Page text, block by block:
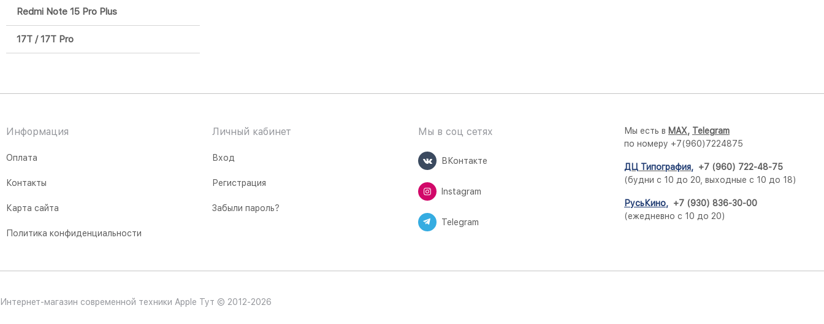
Redmi Note 15 Pro Plus
17T / 17T Pro
Информация
Оплата
Контакты
Карта сайта
Политика конфиденциальности
Личный кабинет
Вход
Регистрация
Забыли пароль?
Мы в соц сетях
ВКонтакте
Instagram
Telegram
Мы есть в MAX, Telegram
по номеру +7(960)7224875
ДЦ Типография, +7 (960) 722-48-75
(будни с 10 до 20, выходные с 10 до 18)
РусьКино, +7 (930) 836-30-00
(ежедневно с 10 до 20)
Интернет-магазин современной техники Apple Тут © 2012-2026